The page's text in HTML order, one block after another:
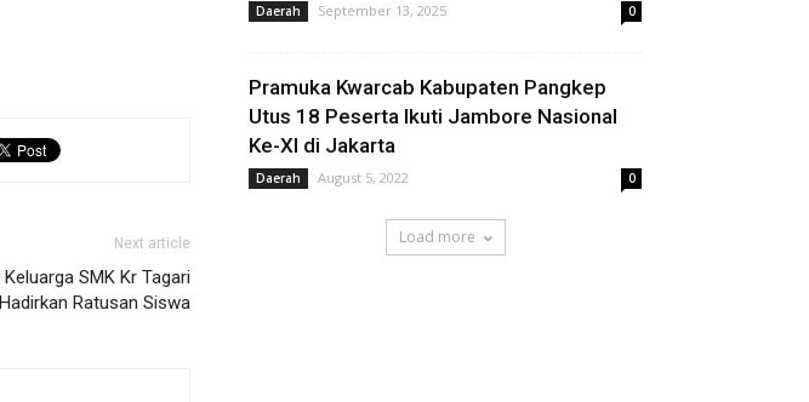
Next article
SMK Kr Tagari
Hadirkan Ratusan Siswa
Daerah September 13, 2025 0
Pramuka Kwarcab Kabupaten Pangkep
Utus 18 Peserta Ikuti Jambore Nasional
Ke-XI di Jakarta
Daerah August 5, 2022 0
Load more